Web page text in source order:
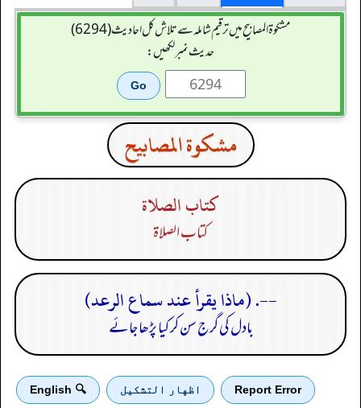
مشکوۃ المصابیح میں ترقیم شاملہ سے تلاش کل احادیث (6294)
حدیث نمبر لکھیں:
مشكوة المصابيح
كتاب الصلاة
كتاب الصلاة
--. (ماذا يقرأ عند سماع الرعد)
بادل کی گرج سن کر کیا پڑھا جائے
Report Error اظهار التشكيل 🔍 English